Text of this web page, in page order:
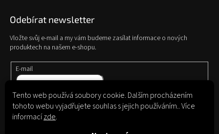
Tento web používá soubory cookie. Dalším procházením
tohoto webu vyjadřujete souhlas s jejich používáním.. Více
informacízde.
Odebírat newsletter
Vložte svůj e-mail a my vám budeme zasílat informace o nových
produktech na našem e-shopu.
E-mail
Vložením e-mailu souhlasíte spodmínkami ochrany osobních údajů
Přihlásit